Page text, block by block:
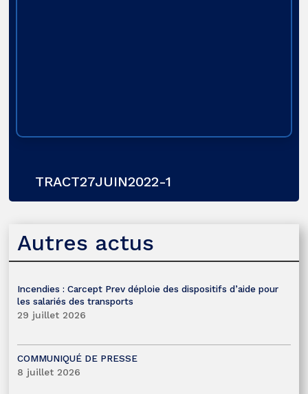
TRACT27JUIN2022-1
Autres actus
Incendies : Carcept Prev déploie des dispositifs d’aide pour
les salariés des transports
29 juillet 2026
COMMUNIQUÉ DE PRESSE
8 juillet 2026